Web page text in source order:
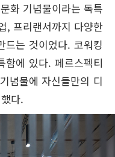
화 기념물이라는 독특
, 프리랜서까지 다양한
드는 것이었다. 코워킹
함에 있다. 페르스펙티
념물에 자신들만의 디
다.